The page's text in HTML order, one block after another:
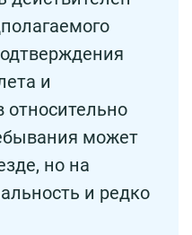
и
относительно
может
но на
и редко